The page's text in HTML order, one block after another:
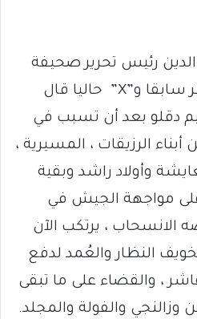
الدين رئيس تحرير صحيفة
المجهر تغريدة على تويتر سابقا و”X” حاليا قال
دقلو بعد أن تسبب في
الرزيقات ، المسيرية ،
وأولاد راشد وبقية
على مواجهة الجيش في
الانسحاب ، يرتكب الآن
النظار والعُمد لدفع
، والقضاء على ما تبقى
والفولة والمجلد.